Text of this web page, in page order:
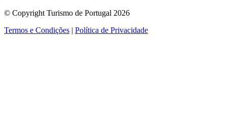
© Copyright Turismo de Portugal 2026
Termos e Condições | Política de Privacidade